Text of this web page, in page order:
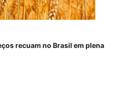
recuam no Brasil em plena